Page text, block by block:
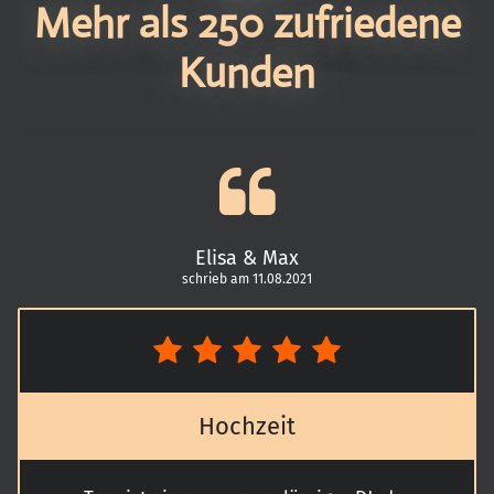
Mehr als 250 zufriedene
Kunden
Elisa & Max
schrieb am 11.08.2021
Hochzeit